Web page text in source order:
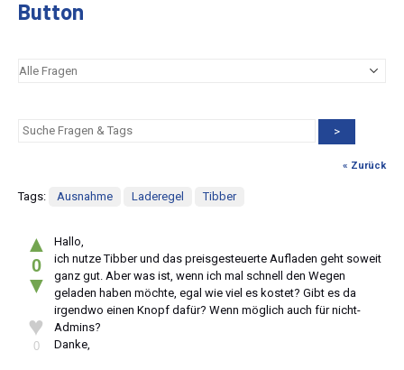
Button
>
« Zurück
Tags: Ausnahme Laderegel Tibber
▲
0
▼
♥
0
Hallo,
ich nutze Tibber und das preisgesteuerte Aufladen geht soweit
ganz gut. Aber was ist, wenn ich mal schnell den Wegen
geladen haben möchte, egal wie viel es kostet? Gibt es da
irgendwo einen Knopf dafür? Wenn möglich auch für nicht-
Admins?
Danke,